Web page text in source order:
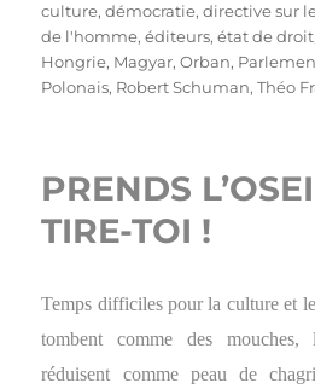
culture,démocratie,directive sur
de l'homme,éditeurs,état de droit
Hongrie, Magyar,Orban,
Polonais, Robert Schuman,Théo
PRENDS
TIRE-TOI !
Temps difficiles pour la culture et
tombent comme des mouches,
réduisent comme peau de